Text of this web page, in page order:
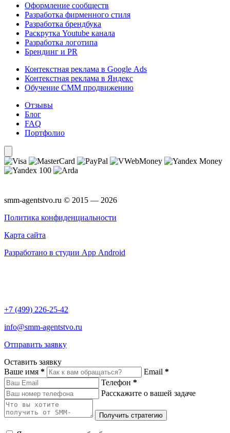
Оформление сообществ
Разработка фирменного стиля
Разработка брендбука
Раскрутка Youtube канала
Разработка логотипа
Брендинг и PR
Контекстная реклама в Google Ads
Контекстная реклама в Яндекс
Обучение СММ продвижению
Отзывы
Блог
FAQ
Портфолио
smm-agentstvo.ru © 2015 — 2026
Политика конфиденциальности
Карта сайта
Разработано в студии App Android
+7 (499) 226-25-42
info@smm-agentstvo.ru
Отправить заявку
Оставить заявку
Ваше имя * Email *
Телефон *
Расскажите о вашей задаче